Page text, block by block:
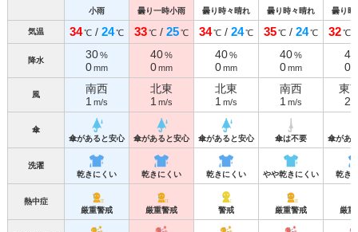
小雨 曇り一時小雨 曇り時々晴れ 曇り時々晴れ 曇り時
気温 34℃/ 24℃ 33℃/ 25℃ 34℃/ 24℃ 35℃/ 24℃ 32℃
降水 30%
0mm
40%
0mm
40%
0mm
40%
0mm
40
0
風
南西
1 m/s
北東
1 m/s
北東
1 m/s
南西
1 m/s
東
2
傘
傘があると安心
傘があると安心 傘があると安心 傘は不要 傘があ
洗濯
乾きにくい
乾きにくい 乾きにくい やや乾きにくい 乾き
熱中症
厳重警戒
厳重警戒 警戒 厳重警戒 厳重